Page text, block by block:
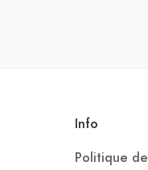
Info
Politique de